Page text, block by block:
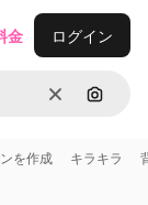
消去 画像で
金 ログイン
を作成 キラキラ